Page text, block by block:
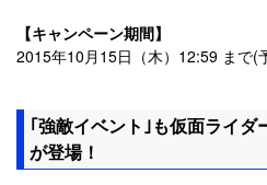
【キャンペーン期間】
2015年10月15日（木）12:59 まで(
｢強敵イベント｣も仮面ライダ
が登場！